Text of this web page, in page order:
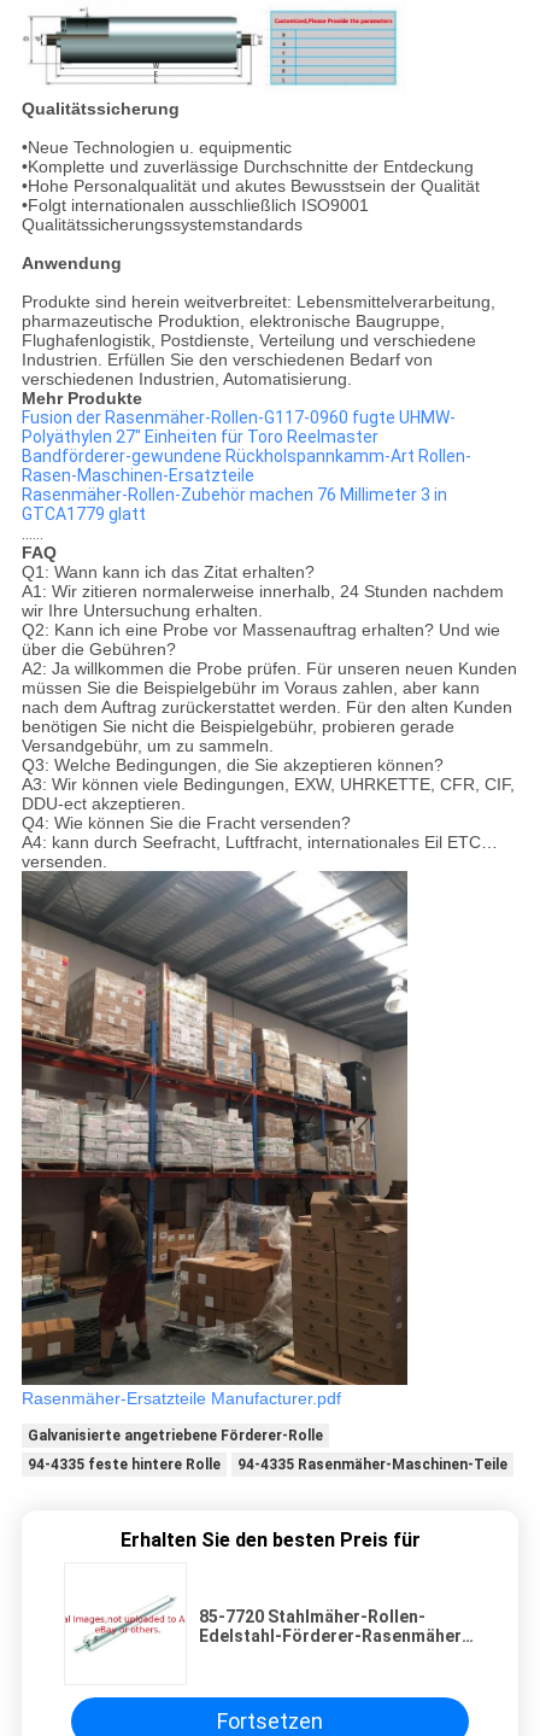
Qualitätssicherung
•Neue Technologien u. equipmentic
•Komplette und zuverlässige Durchschnitte der Entdeckung
•Hohe Personalqualität und akutes Bewusstsein der Qualität
•Folgt internationalen ausschließlich ISO9001
Qualitätssicherungssystemstandards
Anwendung
Produkte sind herein weitverbreitet: Lebensmittelverarbeitung,
pharmazeutische Produktion, elektronische Baugruppe,
Flughafenlogistik, Postdienste, Verteilung und verschiedene
Industrien. Erfüllen Sie den verschiedenen Bedarf von
verschiedenen Industrien, Automatisierung.
Mehr Produkte
Fusion der Rasenmäher-Rollen-G117-0960 fugte UHMW-
Polyäthylen 27" Einheiten für Toro Reelmaster
Bandförderer-gewundene Rückholspannkamm-Art Rollen-
Rasen-Maschinen-Ersatzteile
Rasenmäher-Rollen-Zubehör machen 76 Millimeter 3 in
GTCA1779 glatt
FAQ
Q1: Wann kann ich das Zitat erhalten?
A1: Wir zitieren normalerweise innerhalb, 24 Stunden nachdem
wir Ihre Untersuchung erhalten.
Q2: Kann ich eine Probe vor Massenauftrag erhalten? Und wie
über die Gebühren?
A2: Ja willkommen die Probe prüfen. Für unseren neuen Kunden
müssen Sie die Beispielgebühr im Voraus zahlen, aber kann
nach dem Auftrag zurückerstattet werden. Für den alten Kunden
benötigen Sie nicht die Beispielgebühr, probieren gerade
Versandgebühr, um zu sammeln.
Q3: Welche Bedingungen, die Sie akzeptieren können?
A3: Wir können viele Bedingungen, EXW, UHRKETTE, CFR, CIF,
DDU-ect akzeptieren.
Q4: Wie können Sie die Fracht versenden?
A4: kann durch Seefracht, Luftfracht, internationales Eil ETC…
versenden.
Rasenmäher-Ersatzteile Manufacturer.pdf
Galvanisierte angetriebene Förderer-Rolle
94-4335 feste hintere Rolle
94-4335 Rasenmäher-Maschinen-Teile
Erhalten Sie den besten Preis für
85-7720 Stahlmäher-Rollen-
Edelstahl-Förderer-Rasenmäher-
Fortsetzen